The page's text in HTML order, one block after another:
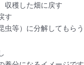
収穫した畑に戻す
す
虫等）に分解してもらう